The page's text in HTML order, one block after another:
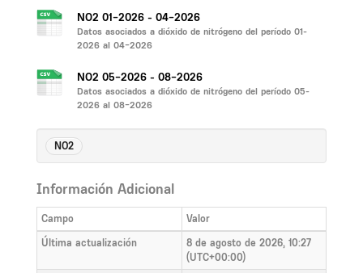
NO2 01-2026 - 04-2026
Datos asociados a dióxido de nitrógeno del período 01-
2026 al 04-2026
NO2 05-2026 - 08-2026
Datos asociados a dióxido de nitrógeno del período 05-
2026 al 08-2026
NO2
Información Adicional
Campo
Valor
Última actualización
8 de agosto de 2026, 10:27
(UTC+00:00)